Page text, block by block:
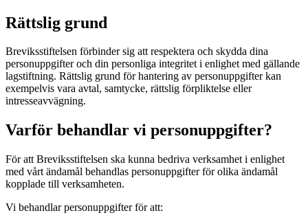
Rättslig grund
Breviksstiftelsen förbinder sig att respektera och skydda dina
personuppgifter och din personliga integritet i enlighet med gällande
lagstiftning. Rättslig grund för hantering av personuppgifter kan
exempelvis vara avtal, samtycke, rättslig förpliktelse eller
intresseavvägning.
Varför behandlar vi personuppgifter?
För att Breviksstiftelsen ska kunna bedriva verksamhet i enlighet
med vårt ändamål behandlas personuppgifter för olika ändamål
kopplade till verksamheten.
Vi behandlar personuppgifter för att: